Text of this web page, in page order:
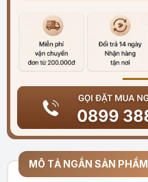
MÔ TẢ NGẮN SẢN PHẨM